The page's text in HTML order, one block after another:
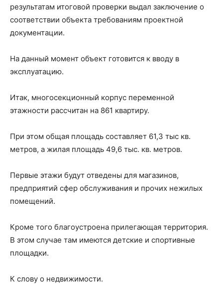
результатам итоговой проверки выдал заключение о
соответствии объекта требованиям проектной
документации.
На данный момент объект готовится к вводу в
эксплуатацию.
Итак, многосекционный корпус переменной
этажности рассчитан на 861 квартиру.
При этом общая площадь составляет 61,3 тыс кв.
метров, а жилая площадь 49,6 тыс. кв. метров.
Первые этажи будут отведены для магазинов,
предприятий сфер обслуживания и прочих нежилых
помещений.
Кроме того благоустроена прилегающая территория.
В этом случае там имеются детские и спортивные
площадки.
К слову о недвижимости.